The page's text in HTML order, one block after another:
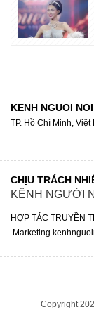
KENH NGUOI
TP. Hồ Chí Minh, Việt
CHỊU TRÁCH
KÊNH NGƯỜI
HỢP TÁC TRUYỀN
Copyright